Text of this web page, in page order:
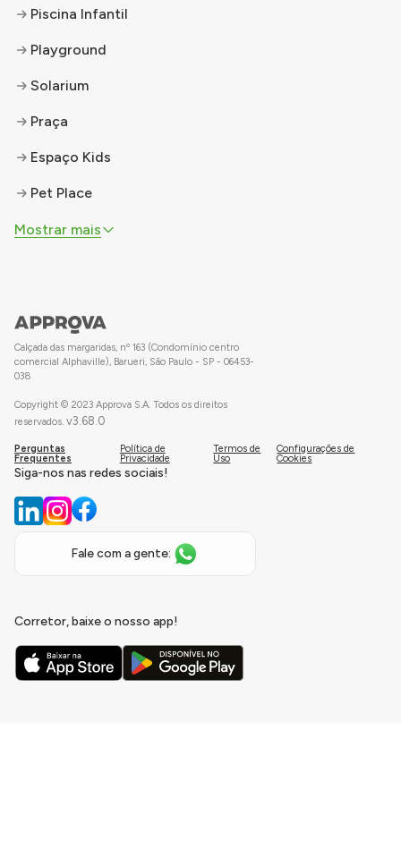
Piscina Infantil
Playground
Solarium
Praça
Espaço Kids
Pet Place
Mostrar mais
Calçada das margaridas, nº 163 (Condomínio centro
comercial Alphaville), Barueri, São Paulo - SP - 06453-
038
Copyright © 2023 Approva S.A. Todos os direitos
reservados. v3.68.0
Perguntas
Frequentes
Política de
Privacidade
Termos de
Uso
Configurações de
Cookies
Siga-nos nas redes sociais!
Fale com a gente:
Corretor, baixe o nosso app!